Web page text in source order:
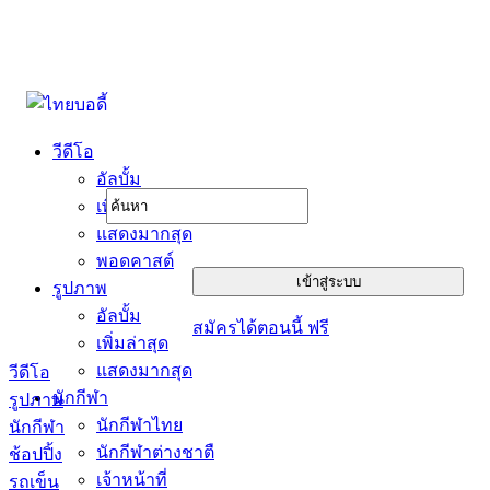
วีดีโอ
อัลบั้ม
เพิ่มล่าสุด
แสดงมากสุด
พอดคาสต์
รูปภาพ
อัลบั้ม
เพิ่มล่าสุด
แสดงมากสุด
นักกีฬา
นักกีฬาไทย
นักกีฬาต่างชาตื
เจ้าหน้าที่
สมัครได้ตอนนี้ ฟรี
วีดีโอ
รูปภาพ
นักกีฬา
ช้อปปิ้ง
รถเข็น